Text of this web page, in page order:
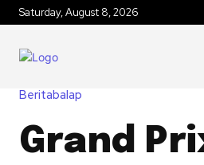
Saturday, August 8, 2026
Beritabalap
Grand